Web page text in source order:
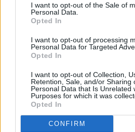
cualquier momento entrando de
visitando nuestra política de
I want to opt-out of the Sale of
Personal Data.
Opted In
I want to opt-out of processing
Personal Data for Targeted
Opted In
I want to opt-out of Collection,
Retention, Sale, and/or Sharing
Personal Data that Is Unrelated
Purposes for which it was
Opted In
CONFIRM